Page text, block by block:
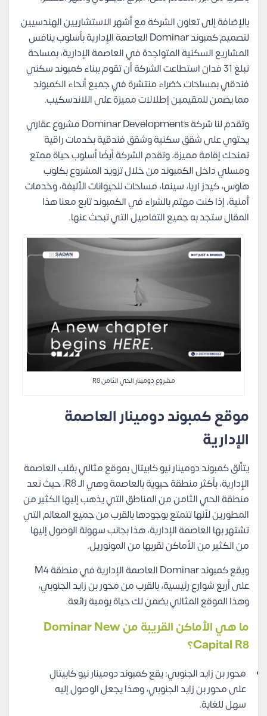
بالإضافة إلى تعاون الشركة مع أشهر الاستشاريين الهندسيين
لتصميم كمبوند Dominar العاصمة الإدارية بأسلوب ينافس
المشاريع السكنية المتواجدة في العاصمة الإدارية، بمساحة
تبلغ 31 فدان استطاعت الشركة أن تقوم ببناء كمبوند سكني
فندقي بمساحات خضراء منتشرة في جميع أنحاء الكمبوند
مما يضمن للمقيمين إطلالات مميزة على اللاندسكيب.
وتقدم لنا شركة Dominar Developments مشروع عقاري
يحتوي على شقق سكنية وشقق فندقية بخدمات راقية
تمنحك إقامة مميزة، وتقدم الشركة أيضًا أسلوب حياة ممتع
ومسلي داخل الكمبوند من خلال تزويد المشروع بكلوب
هاوس، كيدز اريا، سينما، مساحات للحيوانات الأليفة، وخدمات
أمنية، إذا كنت مهتم بالشراء في الكمبوند تابع معنا هذا
المقال ستجد به جميع التفاصيل التي تبحث عنها.
مشروع دومينار الحي الثامن R8
موقع كمبوند دومينار العاصمة
الإدارية
يتألق كمبوند دومينار نيو كابيتال بموقع مثالي بقلب العاصمة
الإدارية، بأكثر منطقة حيوية بالعاصمة وهي الـ R8، حيث تعد
منطقة الحي الثامن من المناطق التي يذهب إليها الكثير من
المطورين لأنها تتمتع بوجودها بالقرب من جميع المعالم التي
تشتهر بها العاصمة الإدارية، هذا بجانب سهولة الوصول إليها
من الكثير من الأماكن لقربها من المونوريل.
ويقع كمبوند Dominar العاصمة الإدارية في منطقة M4
على أربع شوارع رئيسية، بالقرب من محور بن زايد الجنوبي،
وهذا الموقع المثالي يضمن لك حياة يومية رائعة.
ما هي الأماكن القريبة من Dominar New
Capital R8؟
محور بن زايد الجنوبي: يقع كمبوند دومينار نيو كابيتال
على محور بن زايد الجنوبي، وهذا يجعل الوصول إليه
سهل للغاية.